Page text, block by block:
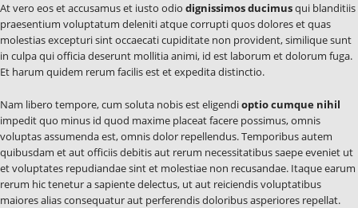
At vero eos et accusamus et iusto odio dignissimos ducimusqui blanditiis
praesentium voluptatum deleniti atque corrupti quos dolores et quas
molestias excepturi sint occaecati cupiditate non provident, similique sunt
in culpa qui officia deserunt mollitia animi, id est laborum et dolorum fuga.
Et harum quidem rerum facilis est et expedita distinctio.
Nam libero tempore, cum soluta nobis est eligendioptio cumque nihil
impedit quo minus id quod maxime placeat facere possimus, omnis
voluptas assumenda est, omnis dolor repellendus. Temporibus autem
quibusdam et aut officiis debitis aut rerum necessitatibus saepe eveniet ut
et voluptates repudiandae sint et molestiae non recusandae. Itaque earum
rerum hic tenetur a sapiente delectus, ut aut reiciendis voluptatibus
maiores alias consequatur aut perferendis doloribus asperiores repellat.